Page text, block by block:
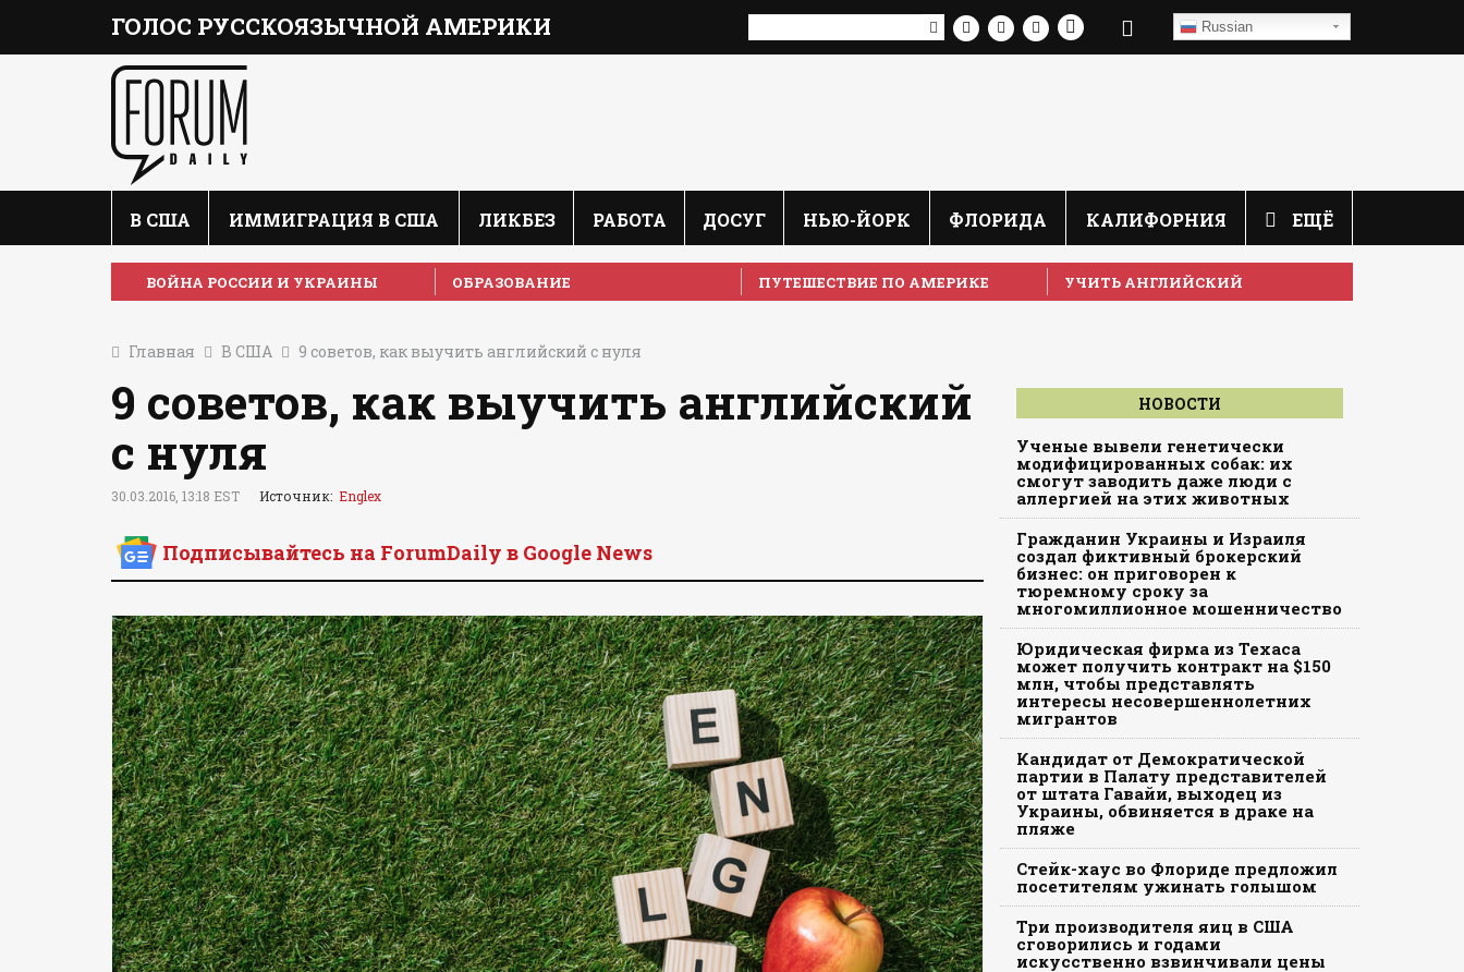
ГОЛОС РУССКОЯЗЫЧНОЙ АМЕРИКИ Russian
В США ИММИГРАЦИЯ В США ЛИКБЕЗ РАБОТА ДОСУГ НЬЮ-ЙОРК ФЛОРИДА КАЛИФОРНИЯ ЕЩЁ
ВОЙНА РОССИИ И УКРАИНЫ ОБРАЗОВАНИЕ ПУТЕШЕСТВИЕ ПО АМЕРИКЕ УЧИТЬ АНГЛИЙСКИЙ
Главная В США 9 советов, как выучить английский с нуля
9 советов, как выучить английский
с нуля
30.03.2016, 13:18 EST Источник: Englex
Подписывайтесь на ForumDaily в Google News
НОВОСТИ
Ученые вывели генетически
модифицированных собак: их
смогут заводить даже люди с
аллергией на этих животных
Гражданин Украины и Израиля
создал фиктивный брокерский
бизнес: он приговорен к
тюремному сроку за
многомиллионное мошенничество
Юридическая фирма из Техаса
может получить контракт на $150
млн, чтобы представлять
интересы несовершеннолетних
мигрантов
Кандидат от Демократической
партии в Палату представителей
от штата Гавайи, выходец из
Украины, обвиняется в драке на
пляже
Стейк-хаус во Флориде предложил
посетителям ужинать голышом
Три производителя яиц в США
сговорились и годами
искусственно взвинчивали цены